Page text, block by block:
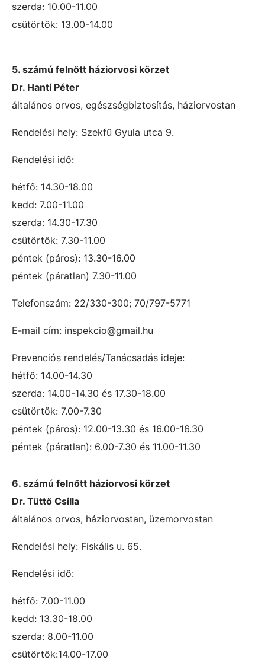
szerda: 10.00-11.00
csütörtök: 13.00-14.00
5. számú felnőtt háziorvosi körzet
Dr. Hanti Péter
általános orvos, egészségbiztosítás, háziorvostan
Rendelési hely: Szekfű Gyula utca 9.
Rendelési idő:
hétfő: 14.30-18.00
kedd: 7.00-11.00
szerda: 14.30-17.30
csütörtök: 7.30-11.00
péntek (páros): 13.30-16.00
péntek (páratlan) 7.30-11.00
Telefonszám: 22/330-300; 70/797-5771
E-mail cím: inspekcio@gmail.hu
Prevenciós rendelés/Tanácsadás ideje:
hétfő: 14.00-14.30
szerda: 14.00-14.30 és 17.30-18.00
csütörtök: 7.00-7.30
péntek (páros): 12.00-13.30 és 16.00-16.30
péntek (páratlan): 6.00-7.30 és 11.00-11.30
6. számú felnőtt háziorvosi körzet
Dr. Tüttő Csilla
általános orvos, háziorvostan, üzemorvostan
Rendelési hely: Fiskális u. 65.
Rendelési idő:
hétfő: 7.00-11.00
kedd: 13.30-18.00
szerda: 8.00-11.00
csütörtök:14.00-17.00